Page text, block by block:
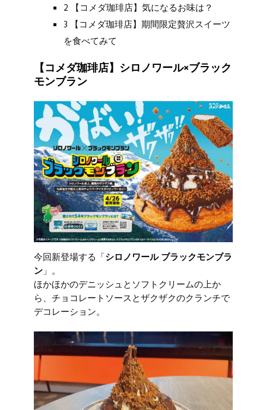
2 【コメダ珈琲店】気になるお味は？
3 【コメダ珈琲店】期間限定贅沢スイーツ
を食べてみて
【コメダ珈琲店】シロノワール×ブラック
モンブラン
今回新登場する「シロノワール ブラックモンブラ
ン」。
ほかほかのデニッシュとソフトクリームの上か
ら、チョコレートソースとザクザクのクランチで
デコレーション。